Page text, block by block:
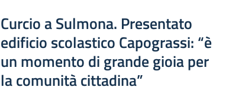
Curcio a Sulmona. Presentato
edificio scolastico Capograssi: “è
un momento di grande gioia per
la comunità cittadina”